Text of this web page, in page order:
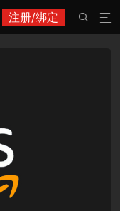
注册/绑定 
